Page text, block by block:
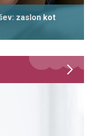
zaslon kot